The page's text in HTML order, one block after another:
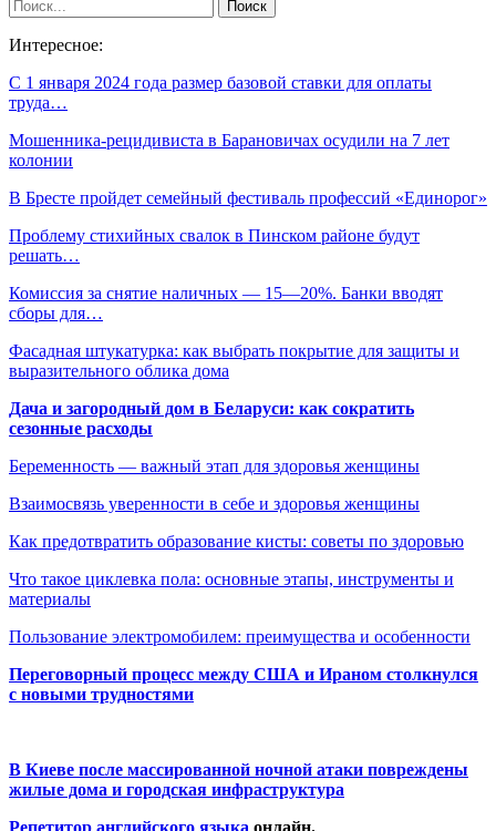
Интересное:
С 1 января 2024 года размер базовой ставки для оплаты
труда…
Мошенника-рецидивиста в Барановичах осудили на 7 лет
колонии
В Бресте пройдет семейный фестиваль профессий «Единорог»
Проблему стихийных свалок в Пинском районе будут
решать…
Комиссия за снятие наличных — 15—20%. Банки вводят
сборы для…
Фасадная штукатурка: как выбрать покрытие для защиты и
выразительного облика дома
Дача и загородный дом в Беларуси: как сократить
сезонные расходы
Беременность — важный этап для здоровья женщины
Взаимосвязь уверенности в себе и здоровья женщины
Как предотвратить образование кисты: советы по здоровью
Что такое циклевка пола: основные этапы, инструменты и
материалы
Пользование электромобилем: преимущества и особенности
Переговорный процесс между США и Ираном столкнулся
с новыми трудностями
В Киеве после массированной ночной атаки повреждены
жилые дома и городская инфраструктура
Репетитор английского языка онлайн.